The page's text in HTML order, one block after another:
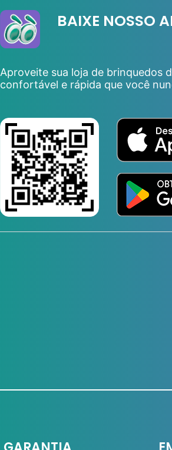
BAIXE NOSSO
Aproveite sua loja de brinquedos
confortável e rápida que você